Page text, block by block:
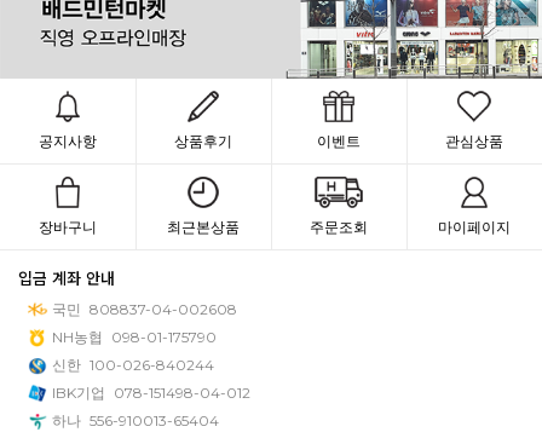
공지사항 상품후기 이벤트 관심상품
장바구니 최근본상품 주문조회 마이페이지
입금 계좌 안내
국민 808837-04-002608
NH농협
098-01-175790
신한 100-026-840244
IBK기업
078-151498-04-012
하나 556-910013-65404